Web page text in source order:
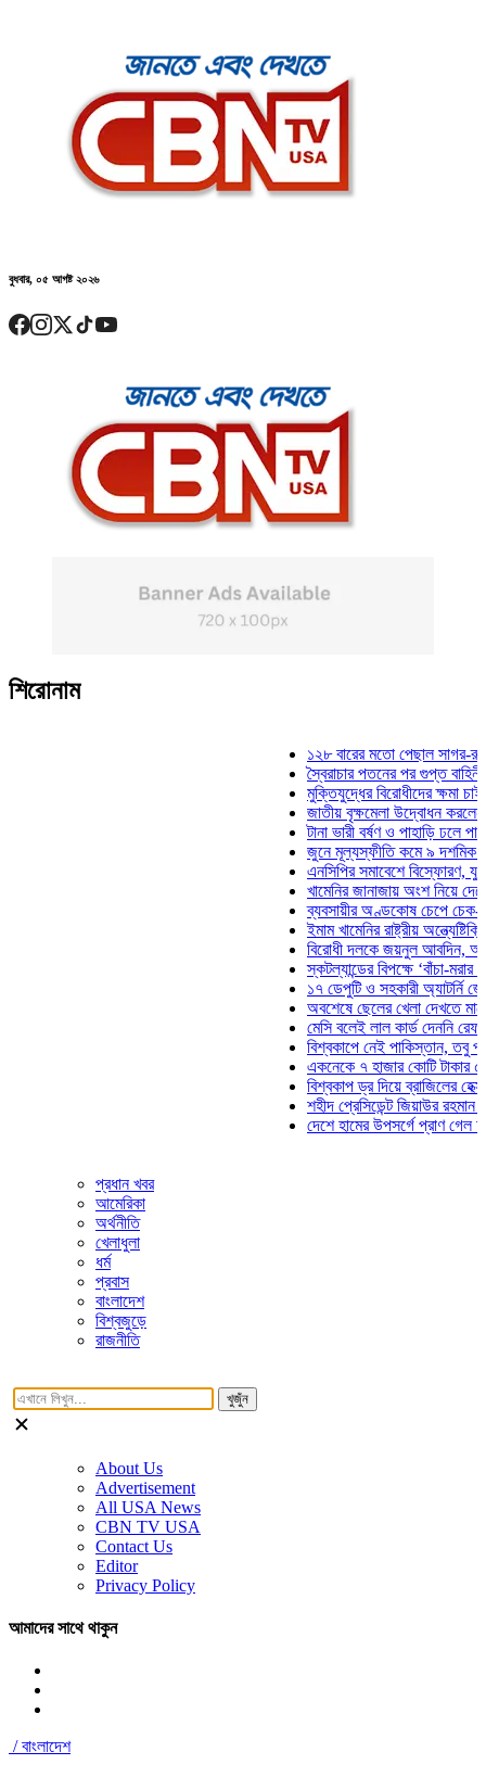
বুধবার, ০৫ আগষ্ট ২০২৬
শিরোনাম
১২৮ বারের মতো পেছাল সাগর-রুনি
স্বৈরাচার পতনের পর গুপ্ত বাহিনীর
মুক্তিযুদ্ধের বিরোধীদের ক্ষমা চাইতে
জাতীয় বৃক্ষমেলা উদ্বোধন করলেন
টানা ভারী বর্ষণ ও পাহাড়ি ঢলে পানিবন্দি
জুনে মূল্যস্ফীতি কমে ৯ দশমিক ১৬
এনসিপির সমাবেশে বিস্ফোরণ,
খামেনির জানাজায় অংশ নিয়ে দেশে
ব্যবসায়ীর অণ্ডকোষ চেপে চেক-
ইমাম খামেনির রাষ্ট্রীয়
বিরোধী দলকে জয়নুল আবদিন, আপনারা
স্কটল্যান্ডের বিপক্ষে ‘বাঁচা-মরার
১৭ ডেপুটি ও সহকারী অ্যাটর্নি
অবশেষে ছেলের খেলা দেখতে মাঠে
মেসি বলেই লাল কার্ড দেননি রেফারি!
বিশ্বকাপে নেই পাকিস্তান, তবু
একনেকে ৭ হাজার কোটি টাকার ৫
বিশ্বকাপ ড্র দিয়ে ব্রাজিলের হেক্সা
শহীদ প্রেসিডেন্ট জিয়াউর রহমান
দেশে হামের উপসর্গে প্রাণ গেল আরও
প্রধান খবর
আমেরিকা
অর্থনীতি
খেলাধুলা
ধর্ম
প্রবাস
বাংলাদেশ
বিশ্বজুড়ে
রাজনীতি
খুজুঁন
About Us
Advertisement
All USA News
CBN TV USA
Contact Us
Editor
Privacy Policy
আমাদের সাথে থাকুন
/বাংলাদেশ